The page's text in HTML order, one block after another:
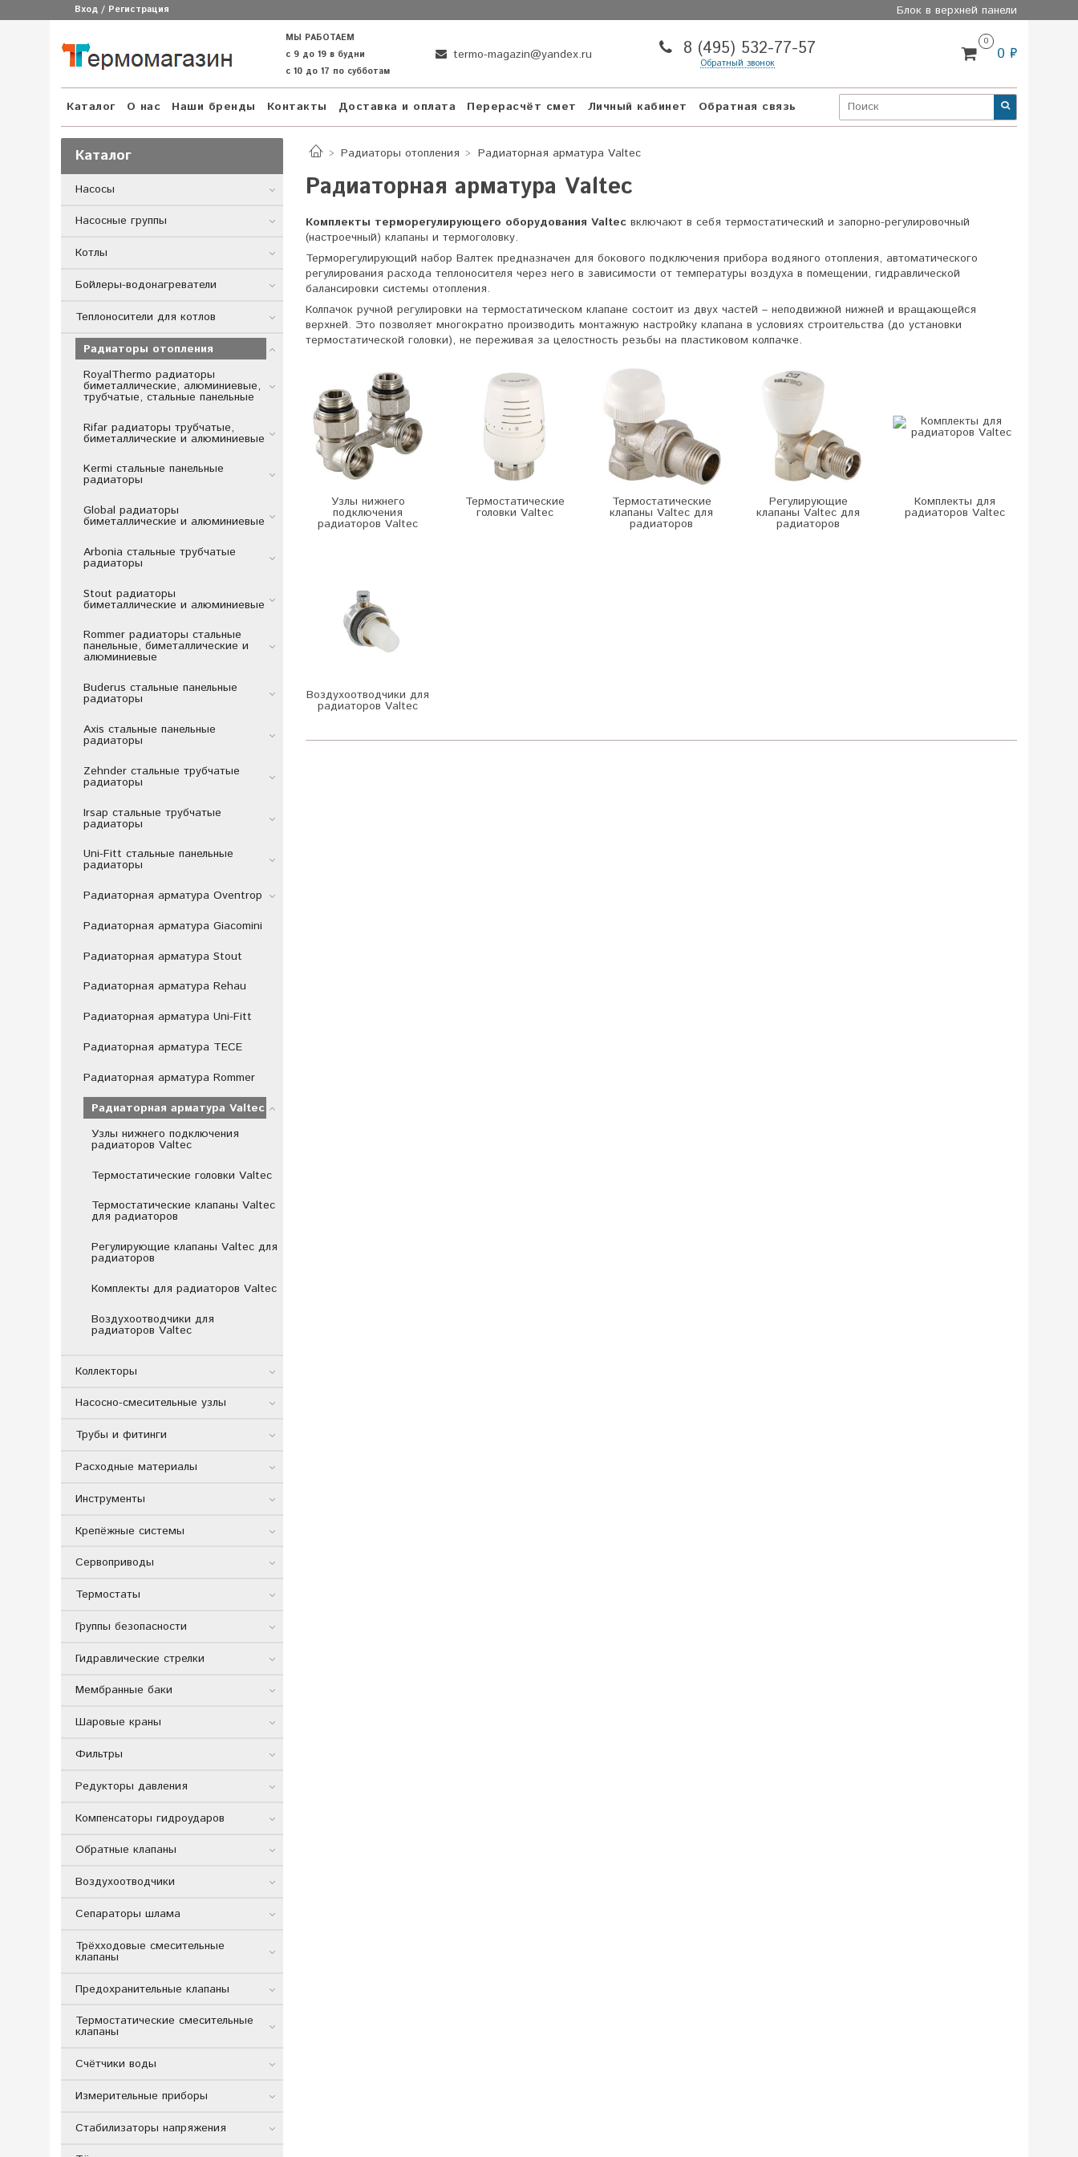
Вход / Регистрация Блок в верхней панели
МЫ РАБОТАЕМ
с 9 до 19 в будни
с 10 до 17 по субботам
termo-magazin@yandex.ru 8 (495) 532-77-57
Обратный звонок
0
0 ₽
Каталог О нас Наши бренды Контакты Доставка и оплата Перерасчёт смет Личный кабинет Обратная связь
Радиаторы отопления Радиаторная арматура Valtec
Радиаторная арматура Valtec
Комплекты терморегулирующего оборудования Valtec включают в себя термостатический и запорно-регулировочный
(настроечный) клапаны и термоголовку.
Терморегулирующий набор Валтек предназначен для бокового подключения прибора водяного отопления, автоматического
регулирования расхода теплоносителя через него в зависимости от температуры воздуха в помещении, гидравлической
балансировки системы отопления.
Колпачок ручной регулировки на термостатическом клапане состоит из двух частей – неподвижной нижней и вращающейся
верхней. Это позволяет многократно производить монтажную настройку клапана в условиях строительства (до установки
термостатической головки), не переживая за целостность резьбы на пластиковом колпачке.
Узлы нижнего
подключения
радиаторов Valtec
Термостатические
головки Valtec
Термостатические
клапаны Valtec для
радиаторов
Регулирующие
клапаны Valtec для
радиаторов
Комплекты для
радиаторов Valtec
Воздухоотводчики для
радиаторов Valtec
Каталог
Насосы
Насосные группы
Котлы
Бойлеры-водонагреватели
Теплоносители для котлов
Радиаторы отопления
RoyalThermo радиаторы
биметаллические, алюминиевые,
трубчатые, стальные панельные
Rifar радиаторы трубчатые,
биметаллические и алюминиевые
Kermi стальные панельные
радиаторы
Global радиаторы
биметаллические и алюминиевые
Arbonia стальные трубчатые
радиаторы
Stout радиаторы
биметаллические и алюминиевые
Rommer радиаторы стальные
панельные, биметаллические и
алюминиевые
Buderus стальные панельные
радиаторы
Axis стальные панельные
радиаторы
Zehnder стальные трубчатые
радиаторы
Irsap стальные трубчатые
радиаторы
Uni-Fitt стальные панельные
радиаторы
Радиаторная арматура Oventrop
Радиаторная арматура Giacomini
Радиаторная арматура Stout
Радиаторная арматура Rehau
Радиаторная арматура Uni-Fitt
Радиаторная арматура TECE
Радиаторная арматура Rommer
Радиаторная арматура Valtec
Узлы нижнего подключения
радиаторов Valtec
Термостатические головки Valtec
Термостатические клапаны Valtec
для радиаторов
Регулирующие клапаны Valtec для
радиаторов
Комплекты для радиаторов Valtec
Воздухоотводчики для
радиаторов Valtec
Коллекторы
Насосно-смесительные узлы
Трубы и фитинги
Расходные материалы
Инструменты
Крепёжные системы
Сервоприводы
Термостаты
Группы безопасности
Гидравлические стрелки
Мембранные баки
Шаровые краны
Фильтры
Редукторы давления
Компенсаторы гидроударов
Обратные клапаны
Воздухоотводчики
Сепараторы шлама
Трёхходовые смесительные
клапаны
Предохранительные клапаны
Термостатические смесительные
клапаны
Счётчики воды
Измерительные приборы
Стабилизаторы напряжения